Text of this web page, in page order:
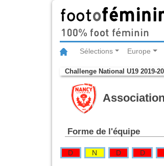
Sélections Europe
Challenge National U19 2019-
Forme de l'équipe
D N D D